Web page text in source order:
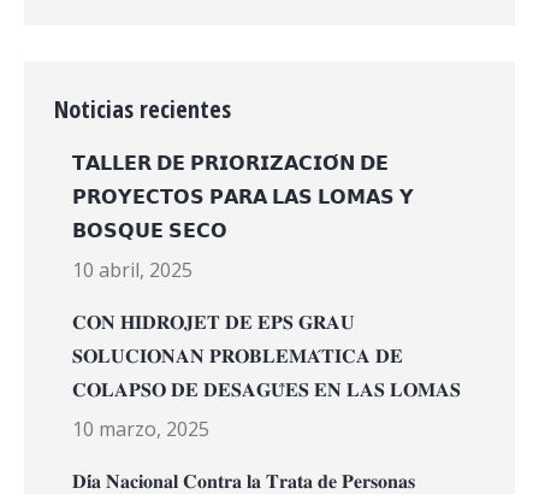
Noticias recientes
𝗧𝗔𝗟𝗟𝗘𝗥 𝗗𝗘 𝗣𝗥𝗜𝗢𝗥𝗜𝗭𝗔𝗖𝗜𝗢́𝗡 𝗗𝗘
𝗣𝗥𝗢𝗬𝗘𝗖𝗧𝗢𝗦 𝗣𝗔𝗥𝗔 𝗟𝗔𝗦 𝗟𝗢𝗠𝗔𝗦 𝗬
𝗕𝗢𝗦𝗤𝗨𝗘 𝗦𝗘𝗖𝗢
10 abril, 2025
𝐂𝐎𝐍 𝐇𝐈𝐃𝐑𝐎𝐉𝐄𝐓 𝐃𝐄 𝐄𝐏𝐒 𝐆𝐑𝐀𝐔
𝐒𝐎𝐋𝐔𝐂𝐈𝐎𝐍𝐀𝐍 𝐏𝐑𝐎𝐁𝐋𝐄𝐌𝐀́𝐓𝐈𝐂𝐀 𝐃𝐄
𝐂𝐎𝐋𝐀𝐏𝐒𝐎 𝐃𝐄 𝐃𝐄𝐒𝐀𝐆𝐔̈𝐄𝐒 𝐄𝐍 𝐋𝐀𝐒 𝐋𝐎𝐌𝐀𝐒
10 marzo, 2025
𝐃𝐢́𝐚 𝐍𝐚𝐜𝐢𝐨𝐧𝐚𝐥 𝐂𝐨𝐧𝐭𝐫𝐚 𝐥𝐚 𝐓𝐫𝐚𝐭𝐚 𝐝𝐞 𝐏𝐞𝐫𝐬𝐨𝐧𝐚𝐬